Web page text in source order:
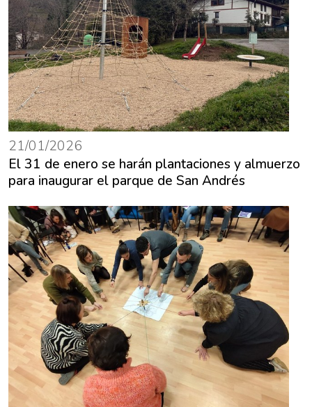
21/01/2026
El 31 de enero se harán plantaciones y almuerzo
para inaugurar el parque de San Andrés